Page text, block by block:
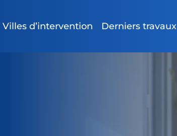
Villes d’intervention Derniers travaux